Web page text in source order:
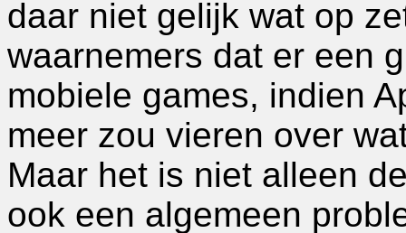
daar niet gelijk wat op
waarnemers dat er een
mobiele games, indien
meer zou vieren over
Maar het is niet alleen
ook een algemeen